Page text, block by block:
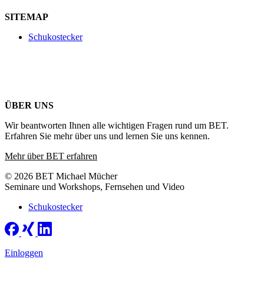
SITEMAP
Schukostecker
ÜBER UNS
Wir beantworten Ihnen alle wichtigen Fragen rund um BET.
Erfahren Sie mehr über uns und lernen Sie uns kennen.
Mehr über BET erfahren
© 2026 BET Michael Mücher
Seminare und Workshops, Fernsehen und Video
Schukostecker
Einloggen